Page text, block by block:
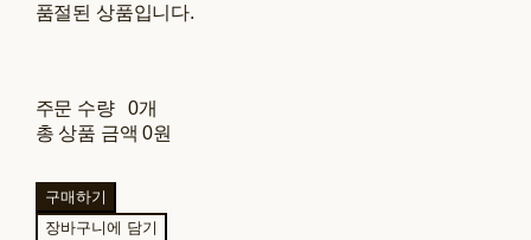
품절된 상품입니다.
주문 수량
0개
총 상품 금액 0원
구매하기
장바구니에 담기